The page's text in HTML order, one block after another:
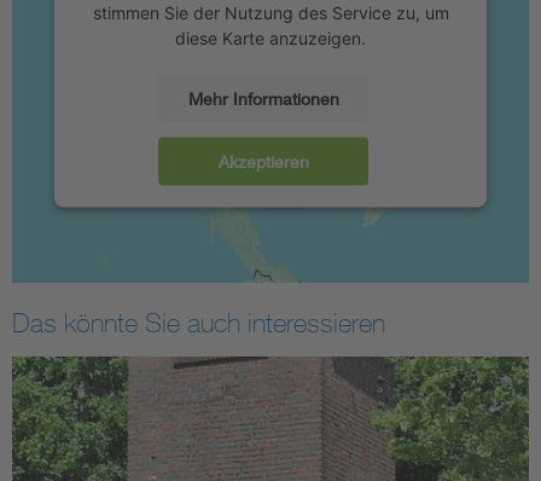
stimmen Sie der Nutzung des Service zu, um
diese Karte anzuzeigen.
Mehr Informationen
Akzeptieren
Das könnte Sie auch interessieren